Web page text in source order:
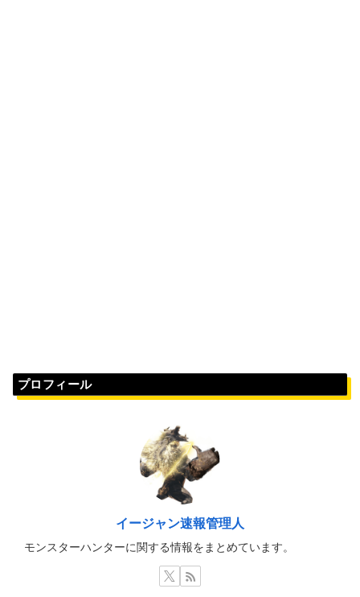
プロフィール
イージャン速報管理人
モンスターハンターに関する情報をまとめています。